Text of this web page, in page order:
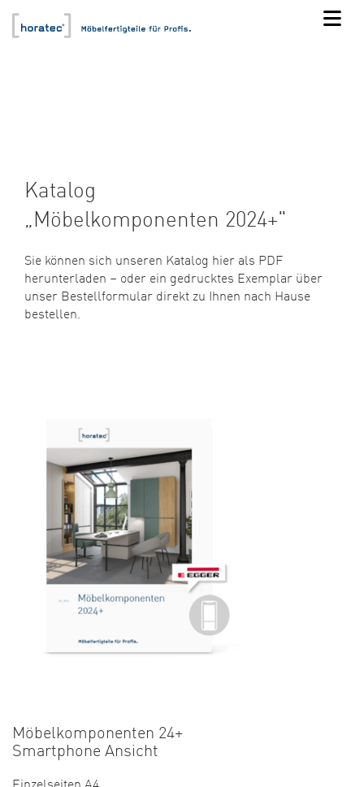
Katalog
„Möbelkomponenten 2024+"
Sie können sich unseren Katalog hier als PDF
herunterladen – oder ein gedrucktes Exemplar über
unser Bestellformular direkt zu Ihnen nach Hause
bestellen.
Möbelkomponenten 24+
Smartphone Ansicht
Einzelseiten A4